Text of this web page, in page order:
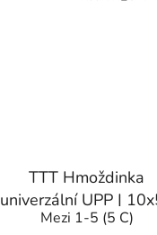
TTT Hmoždinka
univerzální UPP |
mm 1bal/50ks
Mezi 1-5 (5 C)